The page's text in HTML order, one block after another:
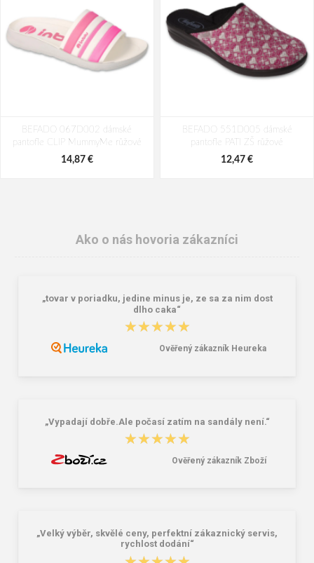
BEFADO 067D002 dámské
pantofle CLIP MummyMe růžové
14,87 €
BEFADO 551D005 dámské
pantofle PATI ZŠ růžové
12,47 €
BEFADO 159D137 dámské pěnové
BEFADO 235D215 HOME GO
Ako o nás hovoria zákazníci
„tovar v poriadku, jedine minus je, ze sa za nim dost
dlho caka“
★★★★★
★★★★★
Ověřený zákazník Heureka
„Vypadají dobře.Ale počasí zatím na sandály není.“
★★★★★
★★★★★
Ověřený zákazník Zboží
„Velký výběr, skvělé ceny, perfektní zákaznický servis,
rychlost dodání“